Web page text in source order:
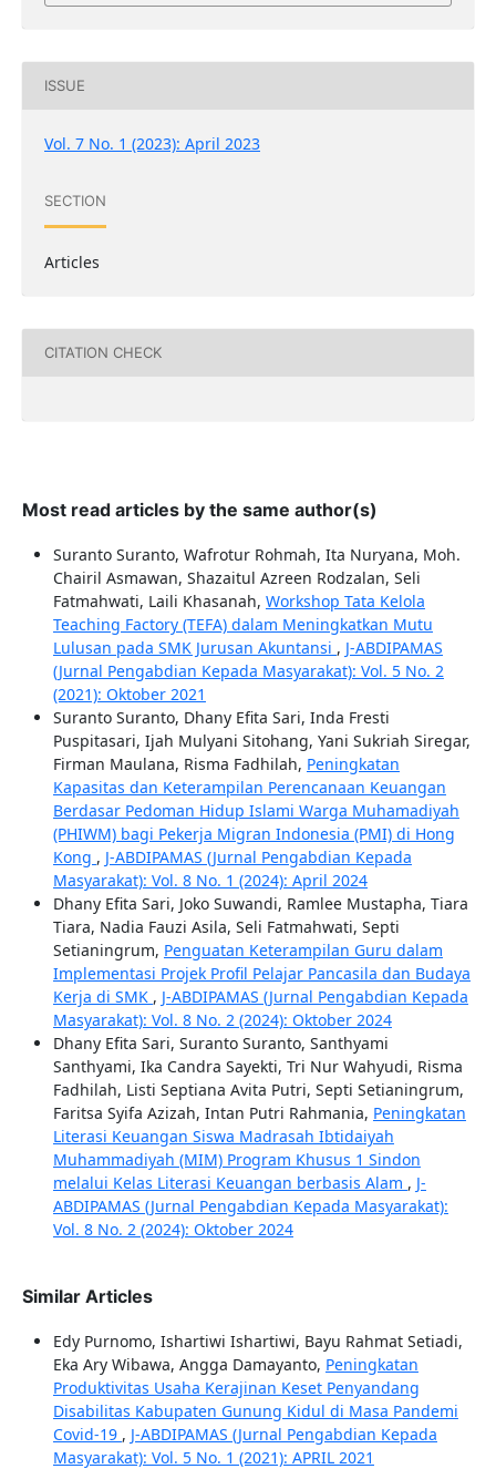
ISSUE
Vol. 7 No. 1 (2023): April 2023
SECTION
Articles
CITATION CHECK
Most read articles by the same author(s)
Suranto Suranto, Wafrotur Rohmah, Ita Nuryana, Moh.
Chairil Asmawan, Shazaitul Azreen Rodzalan, Seli
Fatmahwati, Laili Khasanah, Workshop Tata Kelola
Teaching Factory (TEFA) dalam Meningkatkan Mutu
Lulusan pada SMK Jurusan Akuntansi , J-ABDIPAMAS
(Jurnal Pengabdian Kepada Masyarakat): Vol. 5 No. 2
(2021): Oktober 2021
Suranto Suranto, Dhany Efita Sari, Inda Fresti
Puspitasari, Ijah Mulyani Sitohang, Yani Sukriah Siregar,
Firman Maulana, Risma Fadhilah, Peningkatan
Kapasitas dan Keterampilan Perencanaan Keuangan
Berdasar Pedoman Hidup Islami Warga Muhamadiyah
(PHIWM) bagi Pekerja Migran Indonesia (PMI) di Hong
Kong , J-ABDIPAMAS (Jurnal Pengabdian Kepada
Masyarakat): Vol. 8 No. 1 (2024): April 2024
Dhany Efita Sari, Joko Suwandi, Ramlee Mustapha, Tiara
Tiara, Nadia Fauzi Asila, Seli Fatmahwati, Septi
Setianingrum, Penguatan Keterampilan Guru dalam
Implementasi Projek Profil Pelajar Pancasila dan Budaya
Kerja di SMK , J-ABDIPAMAS (Jurnal Pengabdian Kepada
Masyarakat): Vol. 8 No. 2 (2024): Oktober 2024
Dhany Efita Sari, Suranto Suranto, Santhyami
Santhyami, Ika Candra Sayekti, Tri Nur Wahyudi, Risma
Fadhilah, Listi Septiana Avita Putri, Septi Setianingrum,
Faritsa Syifa Azizah, Intan Putri Rahmania, Peningkatan
Literasi Keuangan Siswa Madrasah Ibtidaiyah
Muhammadiyah (MIM) Program Khusus 1 Sindon
melalui Kelas Literasi Keuangan berbasis Alam , J-
ABDIPAMAS (Jurnal Pengabdian Kepada Masyarakat):
Vol. 8 No. 2 (2024): Oktober 2024
Similar Articles
Edy Purnomo, Ishartiwi Ishartiwi, Bayu Rahmat Setiadi,
Eka Ary Wibawa, Angga Damayanto, Peningkatan
Produktivitas Usaha Kerajinan Keset Penyandang
Disabilitas Kabupaten Gunung Kidul di Masa Pandemi
Covid-19 , J-ABDIPAMAS (Jurnal Pengabdian Kepada
Masyarakat): Vol. 5 No. 1 (2021): APRIL 2021